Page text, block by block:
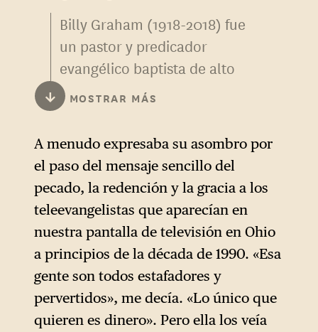
Billy Graham (1918-2018) fue
un pastor y predicador
evangélico baptista de alto
perfil, conocido por sus
vínculos con políticos tanto
demócratas como
republicanos, y bastante
representativo del Cinturón
Bíblico del sur profundo del
que procedía. Altamente
anticomunista y socialmente
conservador, apoyó no
obstante el movimiento por
los derechos civiles.
↓ MOSTRAR MÁS
A menudo expresaba su asombro por
el paso del mensaje sencillo del
pecado, la redención y la gracia a los
teleevangelistas que aparecían en
nuestra pantalla de televisión en Ohio
a principios de la década de 1990. «Esa
gente son todos estafadores y
pervertidos», me decía. «Lo único que
quieren es dinero». Pero ella los veía